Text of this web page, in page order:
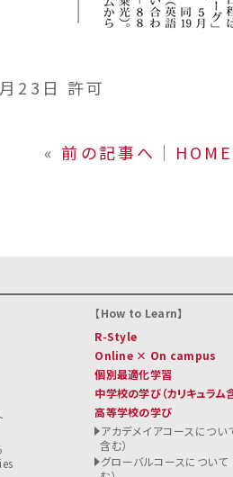
23日 許可
« 前の記事へ │ HOME
How to Learn
R-Style
Online × On campus
個別最適化学習
中学校の学び（カリキュラム
高等学校の学び
アカデメイアコースについ
含む）
グローバルコースについて